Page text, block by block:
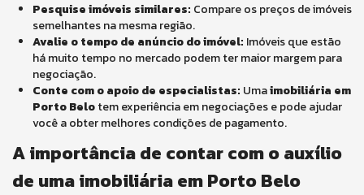
Pesquise imóveis similares: Compare os preços de imóveis
semelhantes na mesma região.
Avalie o tempo de anúncio do imóvel: Imóveis que estão
há muito tempo no mercado podem ter maior margem para
negociação.
Conte com o apoio de especialistas: Umaimobiliária em
Porto Belotem experiência em negociações e pode ajudar
você a obter melhores condições de pagamento.
A importância de contar com o auxílio
de uma imobiliária em Porto Belo